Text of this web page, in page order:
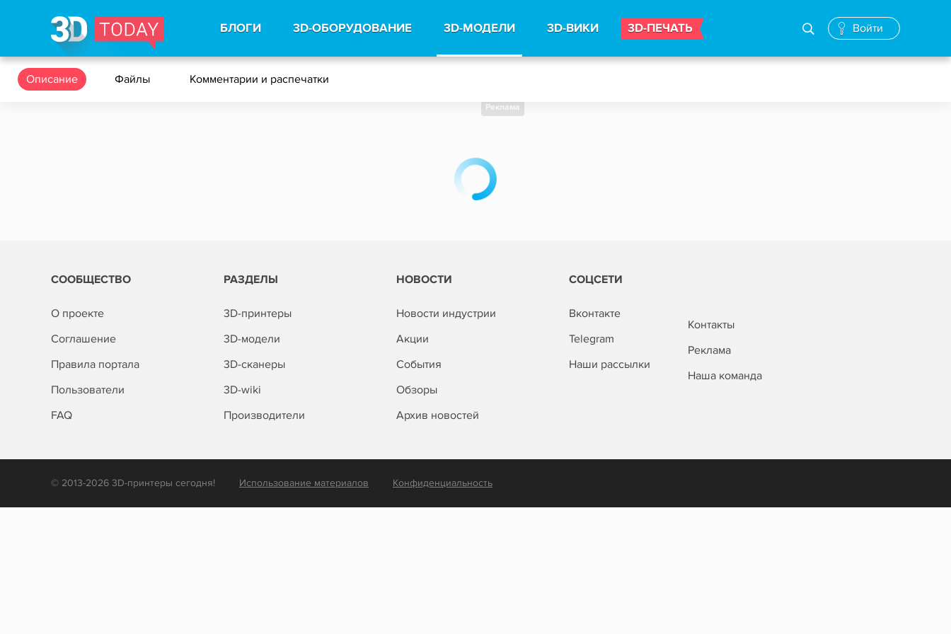
БЛОГИ 3D-ОБОРУДОВАНИЕ 3D-МОДЕЛИ 3D-ВИКИ 3D-ПЕЧАТЬ Войти
Описание Файлы Комментарии и распечатки
Реклама
СООБЩЕСТВО
О проекте
Соглашение
Правила портала
Пользователи
FAQ
РАЗДЕЛЫ
3D-принтеры
3D-модели
3D-сканеры
3D-wiki
Производители
НОВОСТИ
Новости индустрии
Акции
События
Обзоры
Архив новостей
СОЦСЕТИ
Вконтакте
Telegram
Наши рассылки
Контакты
Реклама
Наша команда
© 2013-2026 3D-принтеры сегодня! Использование материалов Конфиденциальность